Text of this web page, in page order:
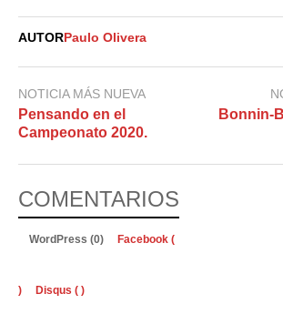
AUTOR Paulo Olivera
NOTICIA MÁS NUEVA
Pensando en el
Campeonato 2020.
Bonnin-
COMENTARIOS
WordPress (0) Facebook (
) Disqus ( )